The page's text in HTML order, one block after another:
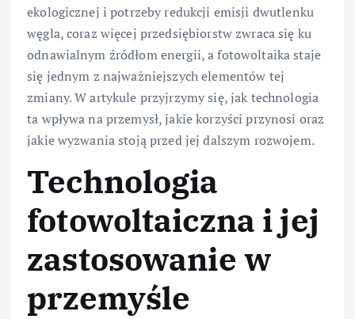
ekologicznej i potrzeby redukcji emisji dwutlenku
węgla, coraz więcej przedsiębiorstw zwraca się ku
odnawialnym źródłom energii, a fotowoltaika staje
się jednym z najważniejszych elementów tej
zmiany. W artykule przyjrzymy się, jak technologia
ta wpływa na przemysł, jakie korzyści przynosi oraz
jakie wyzwania stoją przed jej dalszym rozwojem.
Technologia
fotowoltaiczna i jej
zastosowanie w
przemyśle